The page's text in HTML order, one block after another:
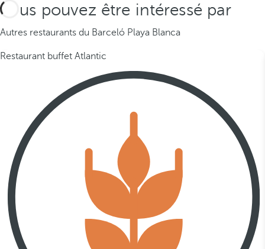
Vous pouvez être intéressé par
Autres restaurants du Barceló Playa Blanca
Restaurant buffet Atlantic